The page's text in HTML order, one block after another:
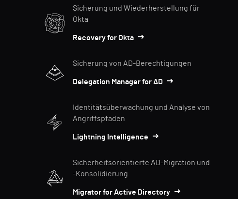
Sicherung und Wiederherstellung für
Okta
Recovery for Okta
Sicherung von AD-Berechtigungen
Delegation Manager for AD
Identitätsüberwachung und Analyse von
Angriffspfaden
Lightning Intelligence
Sicherheitsorientierte AD-Migration und
-Konsolidierung
Migrator for Active Directory